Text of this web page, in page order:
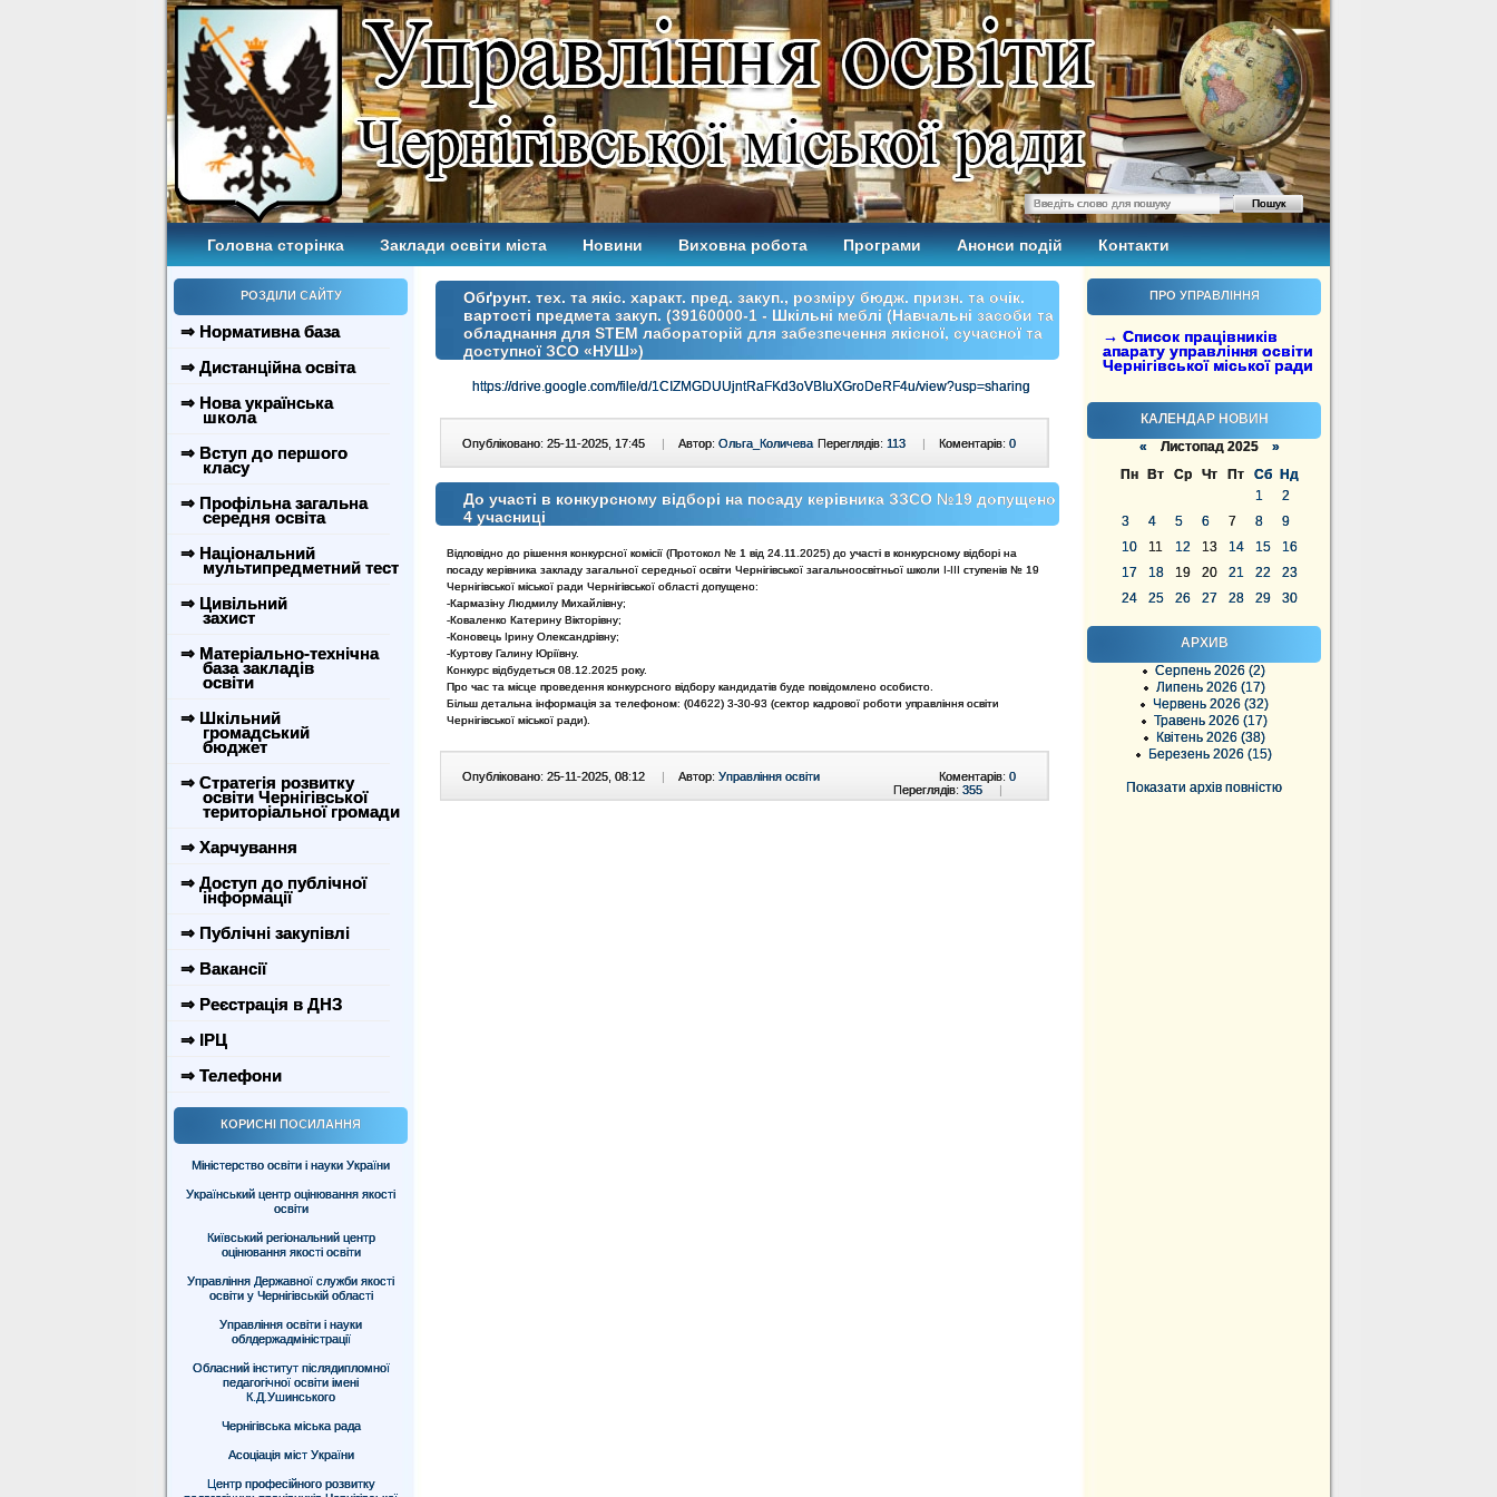
Головна сторінка Заклади освіти міста Новини Виховна робота Програми Анонси подій Контакти
РОЗДІЛИ САЙТУ
⇒ Нормативна база
⇒ Дистанційна освіта
⇒ Нова українська
школа
⇒ Вступ до першого
класу
⇒ Профільна загальна
середня освіта
⇒ Національний
мультипредметний тест
⇒ Цивільний
захист
⇒ Матеріально-технічна
база закладів
освіти
⇒ Шкільний
громадський
бюджет
⇒ Стратегія розвитку
освіти Чернігівської
територіальної громади
⇒ Харчування
⇒ Доступ до публічної
інформації
⇒ Публічні закупівлі
⇒ Вакансії
⇒ Реєстрація в ДНЗ
⇒ ІРЦ
⇒ Телефони
КОРИСНІ ПОСИЛАННЯ
Міністерство освіти і науки України
Український центр оцінювання якості
освіти
Київський регіональний центр
оцінювання якості освіти
Управління Державної служби якості
освіти у Чернігівській області
Управління освіти і науки
облдержадміністрації
Обласний інститут післядипломної
педагогічної освіти імені
К.Д.Ушинського
Чернігівська міська рада
Асоціація міст України
Центр професійного розвитку
ПРО УПРАВЛІННЯ
→ Список працівників
апарату управління освіти
Чернігівської міської ради
КАЛЕНДАР НОВИН
« Листопад 2025 »
Пн
Вт Ср Чт Пт Сб
Нд
1
2
3
4 5 6 7 8
9
10
11 12 13 14 15
16
17
18 19 20 21 22
23
24
25 26 27 28 29 30
АРХИВ
Серпень 2026 (2)
Липень 2026 (17)
Червень 2026 (32)
Травень 2026 (17)
Квітень 2026 (38)
Березень 2026 (15)
Показати архів повністю
Обґрунт. тех. та якіс. характ. пред. закуп., розміру бюдж. призн. та очік.
вартості предмета закуп. (39160000-1 - Шкільні меблі (Навчальні засоби та
обладнання для STEM лабораторій для забезпечення якісної, сучасної та
доступної ЗСО «НУШ»)
https://drive.google.com/file/d/1CIZMGDUUjntRaFKd3oVBIuXGroDeRF4u/view?usp=sharing
Опубліковано: 25-11-2025, 17:45 | Автор: Ольга_Количева Коментарів: 0
Переглядів: 113 |
До участі в конкурсному відборі на посаду керівника ЗЗСО №19 допущено
4 учасниці
Відповідно до рішення конкурсної комісії (Протокол № 1 від 24.11.2025) до участі в конкурсному відборі на
посаду керівника закладу загальної середньої освіти Чернігівської загальноосвітньої школи І-ІІІ ступенів № 19
Чернігівської міської ради Чернігівської області допущено:
-Кармазіну Людмилу Михайлівну;
-Коваленко Катерину Вікторівну;
-Коновець Ірину Олександрівну;
-Куртову Галину Юріївну.
Конкурс відбудеться 08.12.2025 року.
Про час та місце проведення конкурсного відбору кандидатів буде повідомлено особисто.
Більш детальна інформація за телефоном: (04622) 3-30-93 (сектор кадрової роботи управління освіти
Чернігівської міської ради).
Опубліковано: 25-11-2025, 08:12 | Автор: Управління освіти Коментарів: 0
Переглядів: 355 |